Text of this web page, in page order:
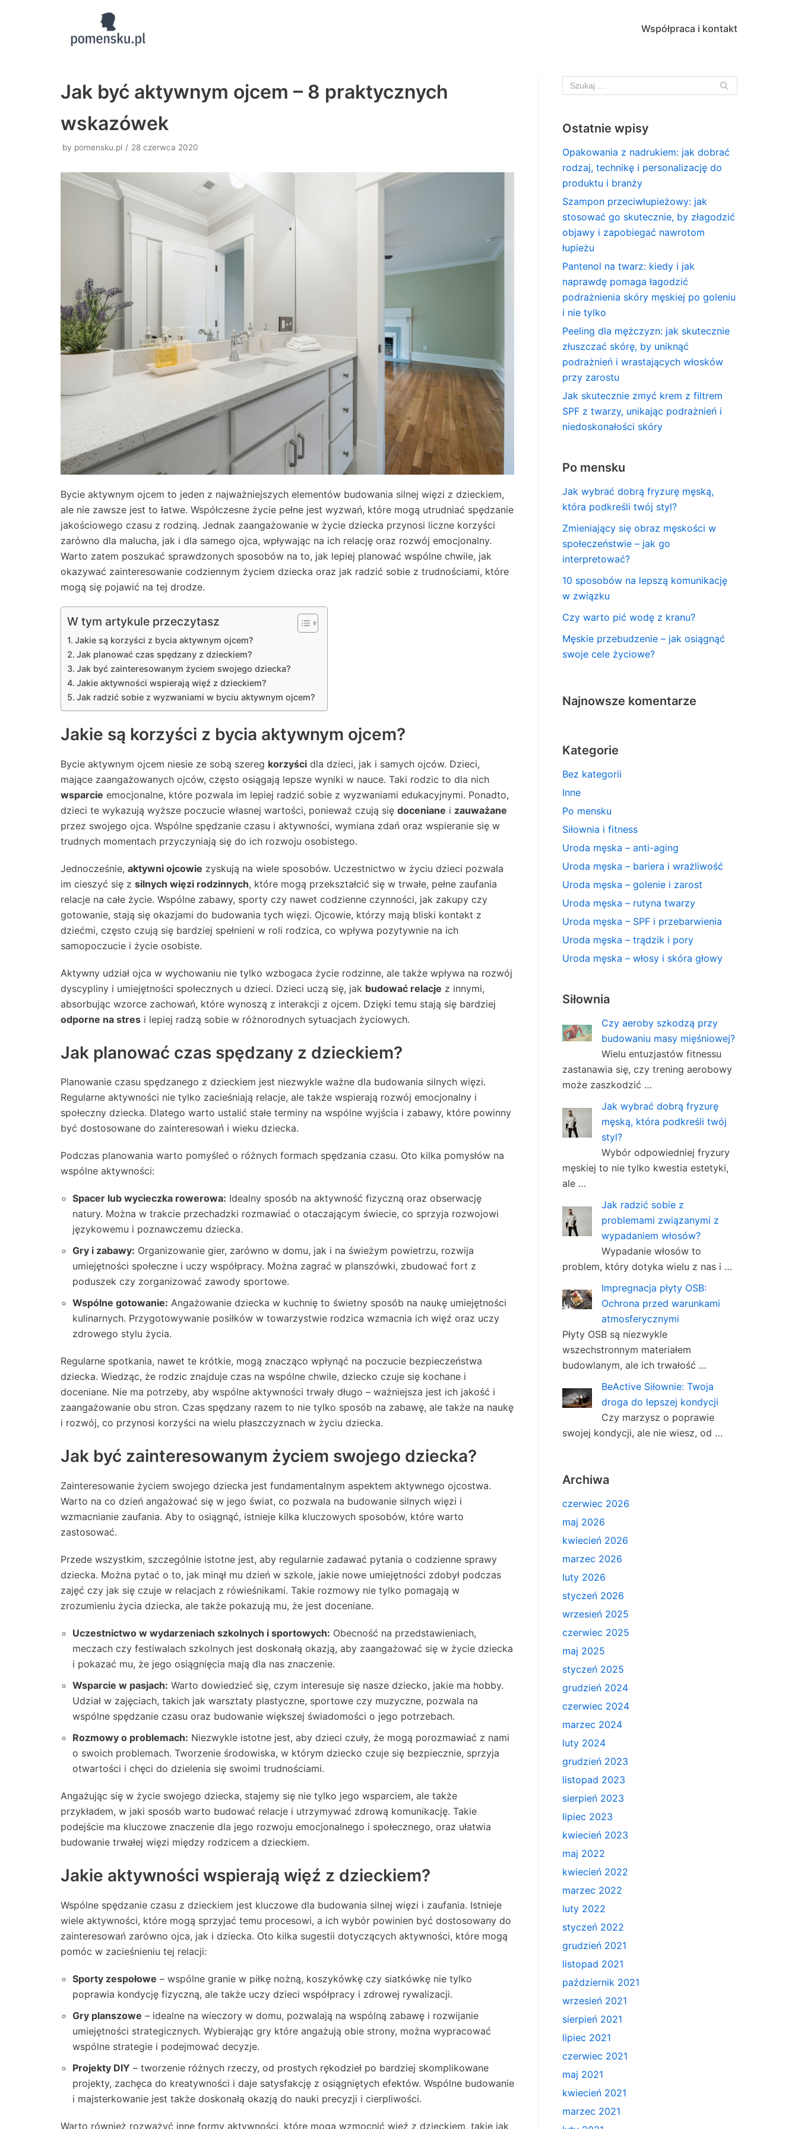
Współpraca i kontakt
Jak być aktywnym ojcem – 8 praktycznych
wskazówek
by pomensku.pl 28 czerwca 2020
Bycie aktywnym ojcem to jeden z najważniejszych elementów budowania silnej więzi z dzieckiem,
ale nie zawsze jest to łatwe. Współczesne życie pełne jest wyzwań, które mogą utrudniać spędzanie
jakościowego czasu z rodziną. Jednak zaangażowanie w życie dziecka przynosi liczne korzyści
zarówno dla malucha, jak i dla samego ojca, wpływając na ich relację oraz rozwój emocjonalny.
Warto zatem poszukać sprawdzonych sposobów na to, jak lepiej planować wspólne chwile, jak
okazywać zainteresowanie codziennym życiem dziecka oraz jak radzić sobie z trudnościami, które
mogą się pojawić na tej drodze.
W tym artykule przeczytasz
Jakie są korzyści z bycia aktywnym ojcem?
Jak planować czas spędzany z dzieckiem?
Jak być zainteresowanym życiem swojego dziecka?
Jakie aktywności wspierają więź z dzieckiem?
Jak radzić sobie z wyzwaniami w byciu aktywnym ojcem?
Jakie są korzyści z bycia aktywnym ojcem?
Bycie aktywnym ojcem niesie ze sobą szereg korzyści dla dzieci, jak i samych ojców. Dzieci,
mające zaangażowanych ojców, często osiągają lepsze wyniki w nauce. Taki rodzic to dla nich
wsparcie emocjonalne, które pozwala im lepiej radzić sobie z wyzwaniami edukacyjnymi. Ponadto,
dzieci te wykazują wyższe poczucie własnej wartości, ponieważ czują się doceniane i zauważane
przez swojego ojca. Wspólne spędzanie czasu i aktywności, wymiana zdań oraz wspieranie się w
trudnych momentach przyczyniają się do ich rozwoju osobistego.
Jednocześnie, aktywni ojcowie zyskują na wiele sposobów. Uczestnictwo w życiu dzieci pozwala
im cieszyć się z silnych więzi rodzinnych, które mogą przekształcić się w trwałe, pełne zaufania
relacje na całe życie. Wspólne zabawy, sporty czy nawet codzienne czynności, jak zakupy czy
gotowanie, stają się okazjami do budowania tych więzi. Ojcowie, którzy mają bliski kontakt z
dziećmi, często czują się bardziej spełnieni w roli rodzica, co wpływa pozytywnie na ich
samopoczucie i życie osobiste.
Aktywny udział ojca w wychowaniu nie tylko wzbogaca życie rodzinne, ale także wpływa na rozwój
dyscypliny i umiejętności społecznych u dzieci. Dzieci uczą się, jak budować relacje z innymi,
absorbując wzorce zachowań, które wynoszą z interakcji z ojcem. Dzięki temu stają się bardziej
odporne na stres i lepiej radzą sobie w różnorodnych sytuacjach życiowych.
Jak planować czas spędzany z dzieckiem?
Planowanie czasu spędzanego z dzieckiem jest niezwykle ważne dla budowania silnych więzi.
Regularne aktywności nie tylko zacieśniają relacje, ale także wspierają rozwój emocjonalny i
społeczny dziecka. Dlatego warto ustalić stałe terminy na wspólne wyjścia i zabawy, które powinny
być dostosowane do zainteresowań i wieku dziecka.
Podczas planowania warto pomyśleć o różnych formach spędzania czasu. Oto kilka pomysłów na
wspólne aktywności:
Spacer lub wycieczka rowerowa: Idealny sposób na aktywność fizyczną oraz obserwację
natury. Można w trakcie przechadzki rozmawiać o otaczającym świecie, co sprzyja rozwojowi
językowemu i poznawczemu dziecka.
Gry i zabawy: Organizowanie gier, zarówno w domu, jak i na świeżym powietrzu, rozwija
umiejętności społeczne i uczy współpracy. Można zagrać w planszówki, zbudować fort z
poduszek czy zorganizować zawody sportowe.
Wspólne gotowanie: Angażowanie dziecka w kuchnię to świetny sposób na naukę umiejętności
kulinarnych. Przygotowywanie posiłków w towarzystwie rodzica wzmacnia ich więź oraz uczy
zdrowego stylu życia.
Regularne spotkania, nawet te krótkie, mogą znacząco wpłynąć na poczucie bezpieczeństwa
dziecka. Wiedząc, że rodzic znajduje czas na wspólne chwile, dziecko czuje się kochane i
doceniane. Nie ma potrzeby, aby wspólne aktywności trwały długo – ważniejsza jest ich jakość i
zaangażowanie obu stron. Czas spędzany razem to nie tylko sposób na zabawę, ale także na naukę
i rozwój, co przynosi korzyści na wielu płaszczyznach w życiu dziecka.
Jak być zainteresowanym życiem swojego dziecka?
Zainteresowanie życiem swojego dziecka jest fundamentalnym aspektem aktywnego ojcostwa.
Warto na co dzień angażować się w jego świat, co pozwala na budowanie silnych więzi i
wzmacnianie zaufania. Aby to osiągnąć, istnieje kilka kluczowych sposobów, które warto
zastosować.
Przede wszystkim, szczególnie istotne jest, aby regularnie zadawać pytania o codzienne sprawy
dziecka. Można pytać o to, jak minął mu dzień w szkole, jakie nowe umiejętności zdobył podczas
zajęć czy jak się czuje w relacjach z rówieśnikami. Takie rozmowy nie tylko pomagają w
zrozumieniu życia dziecka, ale także pokazują mu, że jest doceniane.
Uczestnictwo w wydarzeniach szkolnych i sportowych: Obecność na przedstawieniach,
meczach czy festiwalach szkolnych jest doskonałą okazją, aby zaangażować się w życie dziecka
i pokazać mu, że jego osiągnięcia mają dla nas znaczenie.
Wsparcie w pasjach: Warto dowiedzieć się, czym interesuje się nasze dziecko, jakie ma hobby.
Udział w zajęciach, takich jak warsztaty plastyczne, sportowe czy muzyczne, pozwala na
wspólne spędzanie czasu oraz budowanie większej świadomości o jego potrzebach.
Rozmowy o problemach: Niezwykle istotne jest, aby dzieci czuły, że mogą porozmawiać z nami
o swoich problemach. Tworzenie środowiska, w którym dziecko czuje się bezpiecznie, sprzyja
otwartości i chęci do dzielenia się swoimi trudnościami.
Angażując się w życie swojego dziecka, stajemy się nie tylko jego wsparciem, ale także
przykładem, w jaki sposób warto budować relacje i utrzymywać zdrową komunikację. Takie
podejście ma kluczowe znaczenie dla jego rozwoju emocjonalnego i społecznego, oraz ułatwia
budowanie trwałej więzi między rodzicem a dzieckiem.
Jakie aktywności wspierają więź z dzieckiem?
Wspólne spędzanie czasu z dzieckiem jest kluczowe dla budowania silnej więzi i zaufania. Istnieje
wiele aktywności, które mogą sprzyjać temu procesowi, a ich wybór powinien być dostosowany do
zainteresowań zarówno ojca, jak i dziecka. Oto kilka sugestii dotyczących aktywności, które mogą
pomóc w zacieśnieniu tej relacji:
Sporty zespołowe – wspólne granie w piłkę nożną, koszykówkę czy siatkówkę nie tylko
poprawia kondycję fizyczną, ale także uczy dzieci współpracy i zdrowej rywalizacji.
Gry planszowe – idealne na wieczory w domu, pozwalają na wspólną zabawę i rozwijanie
umiejętności strategicznych. Wybierając gry które angażują obie strony, można wypracować
wspólne strategie i podejmować decyzje.
Projekty DIY – tworzenie różnych rzeczy, od prostych rękodzieł po bardziej skomplikowane
projekty, zachęca do kreatywności i daje satysfakcję z osiągniętych efektów. Wspólne budowanie
i majsterkowanie jest także doskonałą okazją do nauki precyzji i cierpliwości.
Warto również rozważyć inne formy aktywności, które mogą wzmocnić więź z dzieckiem, takie jak
Ostatnie wpisy
Opakowania z nadrukiem: jak dobrać
rodzaj, technikę i personalizację do
produktu i branży
Szampon przeciwłupieżowy: jak
stosować go skutecznie, by złagodzić
objawy i zapobiegać nawrotom
łupieżu
Pantenol na twarz: kiedy i jak
naprawdę pomaga łagodzić
podrażnienia skóry męskiej po goleniu
i nie tylko
Peeling dla mężczyzn: jak skutecznie
złuszczać skórę, by uniknąć
podrażnień i wrastających włosków
przy zarostu
Jak skutecznie zmyć krem z filtrem
SPF z twarzy, unikając podrażnień i
niedoskonałości skóry
Po mensku
Jak wybrać dobrą fryzurę męską,
która podkreśli twój styl?
Zmieniający się obraz męskości w
społeczeństwie – jak go
interpretować?
10 sposobów na lepszą komunikację
w związku
Czy warto pić wodę z kranu?
Męskie przebudzenie – jak osiągnąć
swoje cele życiowe?
Najnowsze komentarze
Kategorie
Bez kategorii
Inne
Po mensku
Siłownia i fitness
Uroda męska – anti-aging
Uroda męska – bariera i wrażliwość
Uroda męska – golenie i zarost
Uroda męska – rutyna twarzy
Uroda męska – SPF i przebarwienia
Uroda męska – trądzik i pory
Uroda męska – włosy i skóra głowy
Siłownia
Czy aeroby szkodzą przy
budowaniu masy mięśniowej?
Wielu entuzjastów fitnessu
zastanawia się, czy trening aerobowy
może zaszkodzić …
Jak wybrać dobrą fryzurę
męską, która podkreśli twój
styl?
Wybór odpowiedniej fryzury
męskiej to nie tylko kwestia estetyki,
ale …
Jak radzić sobie z
problemami związanymi z
wypadaniem włosów?
Wypadanie włosów to
problem, który dotyka wielu z nas i …
Impregnacja płyty OSB:
Ochrona przed warunkami
atmosferycznymi
Płyty OSB są niezwykle
wszechstronnym materiałem
budowlanym, ale ich trwałość …
BeActive Siłownie: Twoja
droga do lepszej kondycji
Czy marzysz o poprawie
swojej kondycji, ale nie wiesz, od …
Archiwa
czerwiec 2026
maj 2026
kwiecień 2026
marzec 2026
luty 2026
styczeń 2026
wrzesień 2025
czerwiec 2025
maj 2025
styczeń 2025
grudzień 2024
czerwiec 2024
marzec 2024
luty 2024
grudzień 2023
listopad 2023
sierpień 2023
lipiec 2023
kwiecień 2023
maj 2022
kwiecień 2022
marzec 2022
luty 2022
styczeń 2022
grudzień 2021
listopad 2021
październik 2021
wrzesień 2021
sierpień 2021
lipiec 2021
czerwiec 2021
maj 2021
kwiecień 2021
marzec 2021